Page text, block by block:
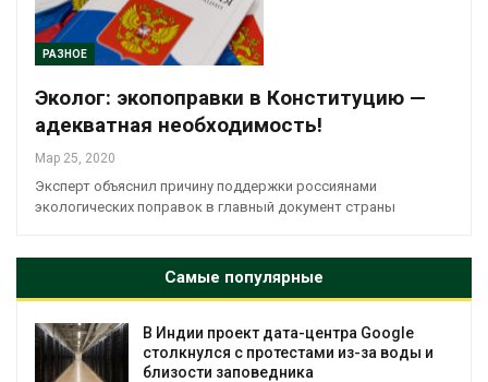
РАЗНОЕ
Эколог: экопоправки в Конституцию —
адекватная необходимость!
Мар 25, 2020
Эксперт объяснил причину поддержки россиянами
экологических поправок в главный документ страны
Самые популярные
В Индии проект дата-центра Google
столкнулся с протестами из-за воды и
близости заповедника